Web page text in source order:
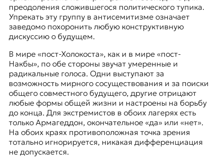
преодоления сложившегося политического тупика.
Упрекать эту группу в антисемитизме означает
заведомо похоронить любую конструктивную
дискуссию о будущем.
В мире «пост-Холокоста», как и в мире «пост-
Накбы», по обе стороны звучат умеренные и
радикальные голоса. Одни выступают за
возможность мирного сосуществования и за поиски
общего совместного будущего, другие отрицают
любые формы общей жизни и настроены на борьбу
до конца. Для экстремистов в обоих лагерях есть
только Армагеддон, окончательное «да» или «нет».
На обоих краях противоположная точка зрения
тотально игнорируется, никакая дифференциация
не допускается.